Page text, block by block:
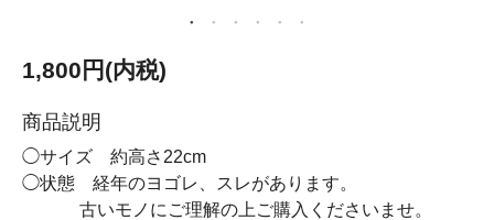
1,800円(内税)
商品説明
◯サイズ 約高さ22cm
◯状態 経年のヨゴレ、スレがあります。
古いモノにご理解の上ご購入くださいませ。